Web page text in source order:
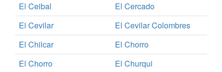
El Ceibal
El Cercado
El Cevilar
El Cevilar Colombres
El Chilcar
El Chorro
El Chorro
El Churqui